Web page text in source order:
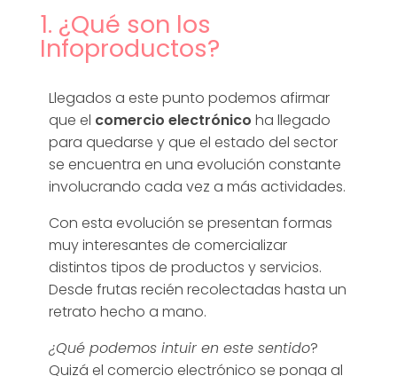
[
V
a
o
1. ¿Qué son los
Infoproductos?
Llegados a este punto podemos afirmar
que el comercio electrónico ha llegado
para quedarse y que el estado del sector
se encuentra en una evolución constante
involucrando cada vez a más actividades.
Con esta evolución se presentan formas
muy interesantes de comercializar
distintos tipos de productos y servicios.
Desde frutas recién recolectadas hasta un
retrato hecho a mano.
¿Qué podemos intuir en este sentido?
Quizá el comercio electrónico se ponga al